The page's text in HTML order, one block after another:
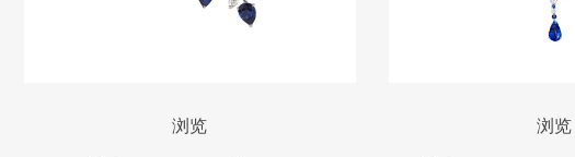
浏览 浏览